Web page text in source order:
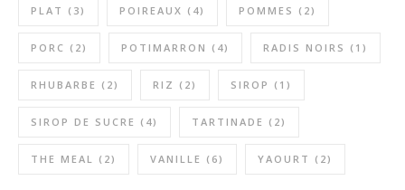
PLAT (3) POIREAUX (4) POMMES (2)
PORC (2) POTIMARRON (4) RADIS NOIRS (1)
RHUBARBE (2) RIZ (2) SIROP (1)
SIROP DE SUCRE (4) TARTINADE (2)
THE MEAL (2) VANILLE (6) YAOURT (2)